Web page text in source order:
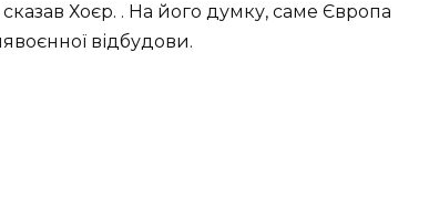
сказав Хоєр. . На його думку, саме Європа
відбудови.